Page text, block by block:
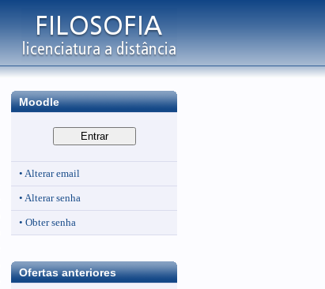
Moodle
• Alterar email
• Alterar senha
• Obter senha
Ofertas anteriores